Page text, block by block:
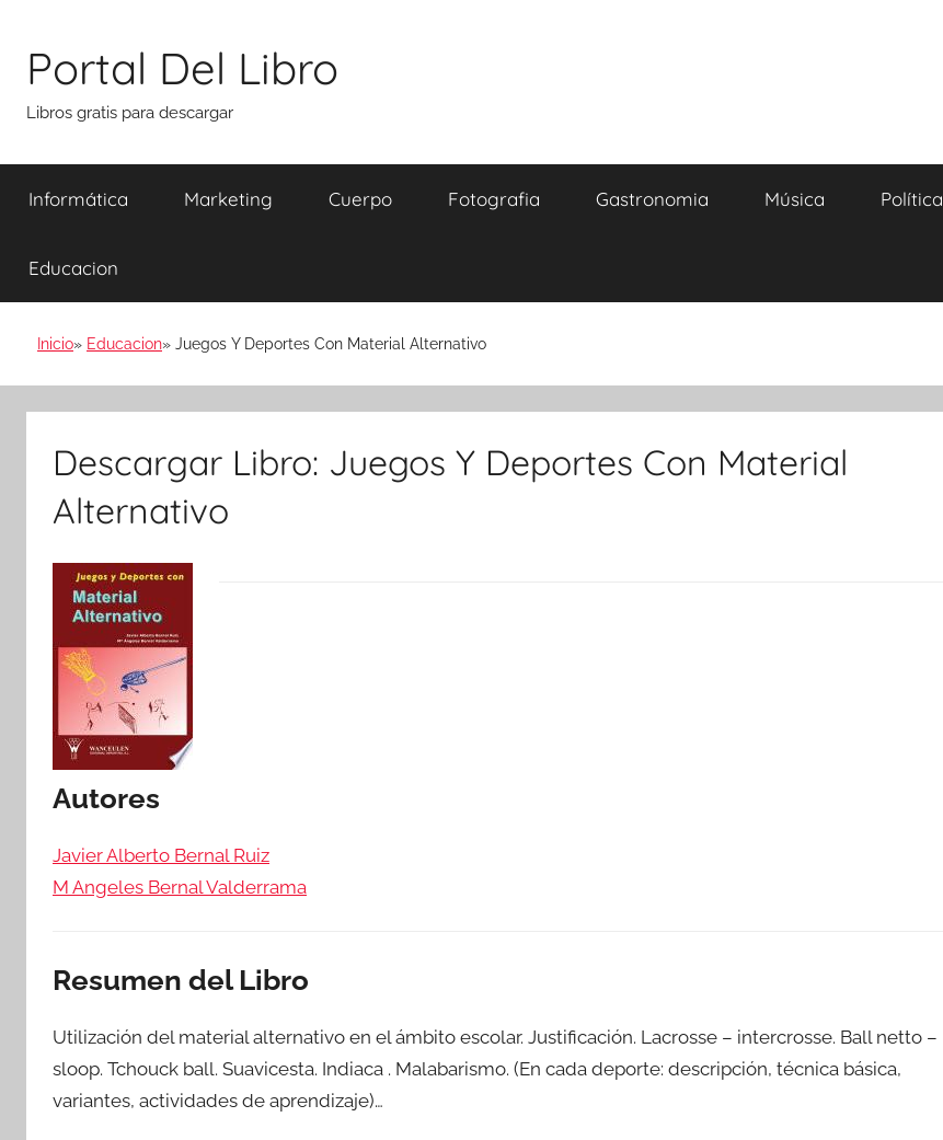
contenido
Portal Del Libro
Libros gratis para descargar
Informática Marketing Cuerpo Fotografia Gastronomia Música Política
Educacion
Inicio Educacion Juegos Y Deportes Con Material Alternativo
Descargar Libro: Juegos Y Deportes Con Material
Alternativo
Autores
Javier Alberto Bernal Ruiz
M Angeles Bernal Valderrama
Resumen del Libro
Utilización del material alternativo en el ámbito escolar. Justificación. Lacrosse – intercrosse. Ball netto –
sloop. Tchouck ball. Suavicesta. Indiaca . Malabarismo. (En cada deporte: descripción, técnica básica,
variantes, actividades de aprendizaje)…